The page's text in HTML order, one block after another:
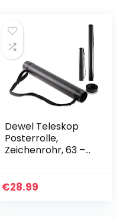
Dewel Teleskop
Posterrolle,
Zeichenrohr, 63 –
Flipchart Papier,
€28.99